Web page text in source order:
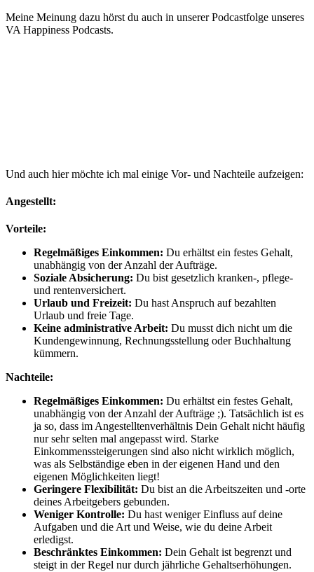
Meine Meinung dazu hörst du auch in unserer Podcastfolge unseres
VA Happiness Podcasts.
Und auch hier möchte ich mal einige Vor- und Nachteile aufzeigen:
Angestellt:
Vorteile:
Regelmäßiges Einkommen: Du erhältst ein festes Gehalt,
unabhängig von der Anzahl der Aufträge.
Soziale Absicherung: Du bist gesetzlich kranken-, pflege-
und rentenversichert.
Urlaub und Freizeit: Du hast Anspruch auf bezahlten
Urlaub und freie Tage.
Keine administrative Arbeit: Du musst dich nicht um die
Kundengewinnung, Rechnungsstellung oder Buchhaltung
kümmern.
Nachteile:
Regelmäßiges Einkommen: Du erhältst ein festes Gehalt,
unabhängig von der Anzahl der Aufträge ;). Tatsächlich ist es
ja so, dass im Angestelltenverhältnis Dein Gehalt nicht häufig
nur sehr selten mal angepasst wird. Starke
Einkommenssteigerungen sind also nicht wirklich möglich,
was als Selbständige eben in der eigenen Hand und den
eigenen Möglichkeiten liegt!
Geringere Flexibilität: Du bist an die Arbeitszeiten und -orte
deines Arbeitgebers gebunden.
Weniger Kontrolle: Du hast weniger Einfluss auf deine
Aufgaben und die Art und Weise, wie du deine Arbeit
erledigst.
Beschränktes Einkommen: Dein Gehalt ist begrenzt und
steigt in der Regel nur durch jährliche Gehaltserhöhungen.